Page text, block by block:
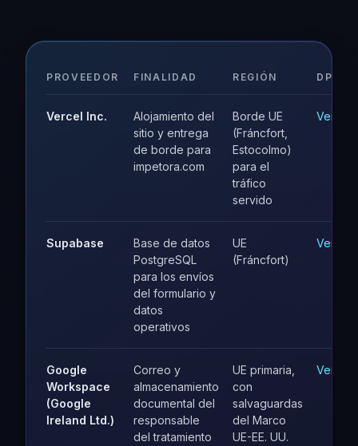
PROVEEDOR FINALIDAD REGIÓN DPA
Vercel Inc.
Alojamiento del
sitio y entrega
de borde para
impetora.com
Borde UE
(Fráncfort,
Estocolmo)
para el
tráfico
servido
Ver
Supabase
Base de datos
PostgreSQL
para los envíos
del formulario y
datos
operativos
UE
(Fráncfort)
Ver
Google
Workspace
(Google
Ireland Ltd.)
Correo y
almacenamiento
documental del
responsable
del tratamiento
UE primaria,
con
salvaguardas
del Marco
UE-EE. UU.
Ver